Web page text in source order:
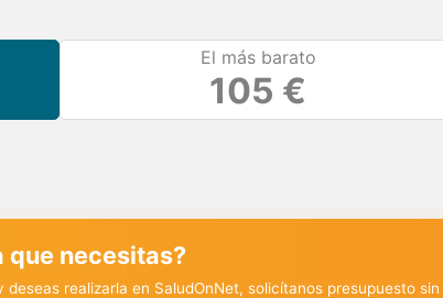
El más barato
105 €
que necesitas?
realizarla en SaludOnNet, solicítanos presupuesto